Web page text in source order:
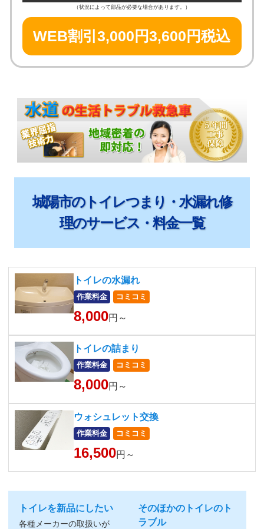
（状況によって部品が必要な場合があります。）
WEB割引3,000円3,600円税込
城陽市のトイレつまり・水漏れ修
理のサービス・料金一覧
トイレの水漏れ
作業料金 コミコミ
8,000円～
トイレの詰まり
作業料金 コミコミ
8,000円～
ウォシュレット交換
作業料金 コミコミ
16,500円～
トイレを新品にしたい
各種メーカーの取扱いが
そのほかのトイレのト
ラブル